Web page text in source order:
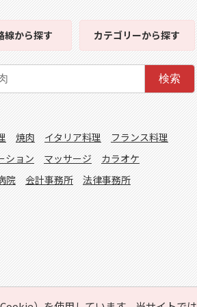
線から探す カテゴリーから探す
検索
焼肉 イタリア料理
フランス料理
ション マッサージ
カラオケ
院 会計事務所 法律事務所